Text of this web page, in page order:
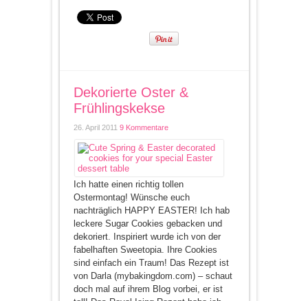
Dekorierte Oster &
Frühlingskekse
26. April 2011 9 Kommentare
Ich hatte einen richtig tollen
Ostermontag! Wünsche euch
nachträglich HAPPY EASTER! Ich hab
leckere Sugar Cookies gebacken und
dekoriert. Inspiriert wurde ich von der
fabelhaften Sweetopia. Ihre Cookies
sind einfach ein Traum! Das Rezept ist
von Darla (mybakingdom.com) – schaut
doch mal auf ihrem Blog vorbei, er ist